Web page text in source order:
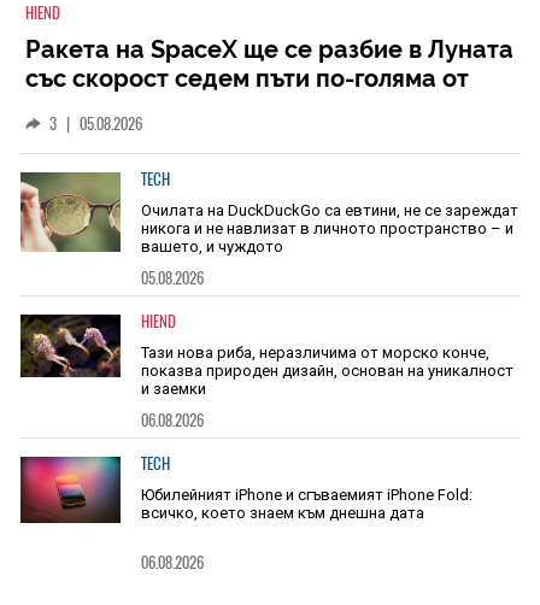
HIEND
Ракета на SpaceX ще се разбие в Луната
със скорост седем пъти по-голяма от
3 | 05.08.2026
TECH
Очилата на DuckDuckGo са евтини, не се зареждат
никога и не навлизат в личното пространство – и
вашето, и чуждото
05.08.2026
HIEND
Тази нова риба, неразличима от морско конче,
показва природен дизайн, основан на уникалност
и заемки
06.08.2026
TECH
Юбилейният iPhone и сгъваемият iPhone Fold:
всичко, което знаем към днешна дата
06.08.2026